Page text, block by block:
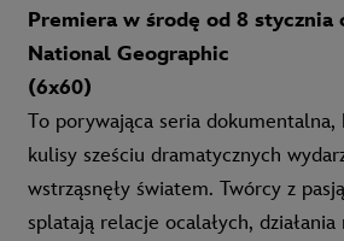
Premiera w środę od 8 stycznia
National Geographic
(6x60)
To porywająca seria dokumentalna,
kulisy sześciu dramatycznych
wstrząsnęły światem. Twórcy z
splatają relacje ocalałych,